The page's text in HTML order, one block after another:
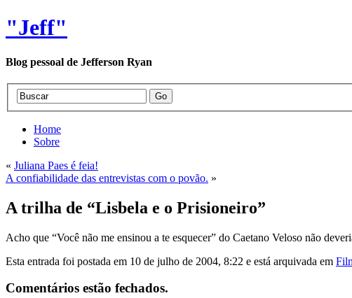
"Jeff"
Blog pessoal de Jefferson Ryan
Home
Sobre
« Juliana Paes é feia!
A confiabilidade das entrevistas com o povão. »
A trilha de “Lisbela e o Prisioneiro”
Acho que “Você não me ensinou a te esquecer” do Caetano Veloso não
Esta entrada foi postada em 10 de julho de 2004, 8:22 e está arquivada em
Comentários estão fechados.